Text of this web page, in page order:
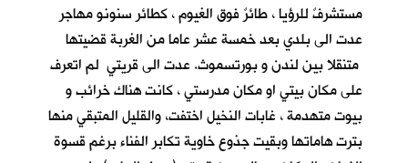
مستشرفٌ للرؤيا ، طائرٌ فوق الغيوم ، كطائر سنونو مهاجر
عدت الى بلدي بعد خمسة عشر عاما من الغربة قضيتها
متنقلا بين لندن و بورتسموث. عدت الى قريتي لم اتعرف
على مكان بيتي او مكان مدرستي ، كانت هناك خرائب و
بيوت متهدمة ، غابات النخيل اختفت، والقليل المتبقي منها
بترت هاماتها وبقيت جذوع خاوية تكابر الفناء برغم قسوة